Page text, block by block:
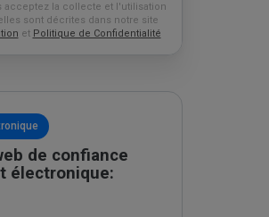
acceptez la collecte et l'utilisation
sont décrites dans notre site
et Politique de Confidentialité
de confiance
électronique: